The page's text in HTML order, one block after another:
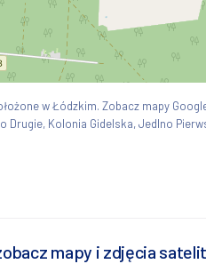
w Łódzkim. Zobacz mapy
Drugie, Kolonia Gidelska, Jedlno
mapy i zdjęcia